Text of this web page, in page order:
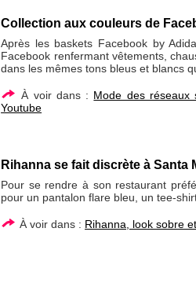
Collection aux couleurs de
Après les baskets Facebook by
Facebook renfermant vêtements,
dans les mêmes tons bleus et blancs
À voir dans : Mode des réseaux
Youtube
Rihanna se fait discrète à Santa
Pour se rendre à son restaurant
pour un pantalon flare bleu, un tee-
À voir dans : Rihanna, look sobre